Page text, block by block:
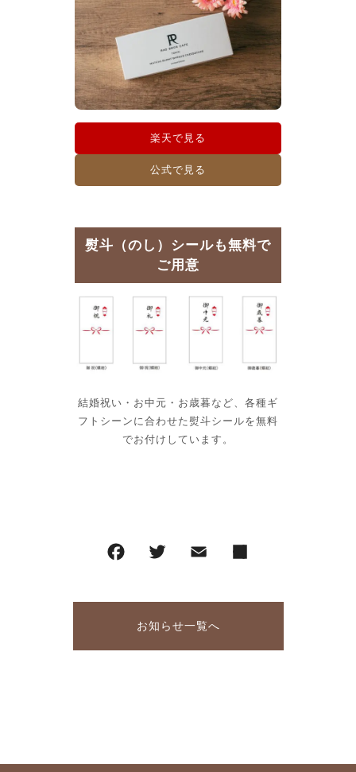
楽天で見る
公式で見る
熨斗（のし）シールも無料で
ご用意
結婚祝い・お中元・お歳暮など、各種ギ
フトシーンに合わせた熨斗シールを無料
でお付けしています。
お知らせ一覧へ